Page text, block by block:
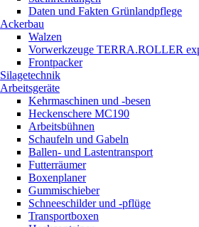
Daten und Fakten Grünlandpflege
Ackerbau
Walzen
Vorwerkzeuge TERRA.ROLLER
Frontpacker
Silagetechnik
Arbeitsgeräte
Kehrmaschinen und -besen
Heckenschere MC190
Arbeitsbühnen
Schaufeln und Gabeln
Ballen- und Lastentransport
Futterräumer
Boxenplaner
Gummischieber
Schneeschilder und -pflüge
Transportboxen